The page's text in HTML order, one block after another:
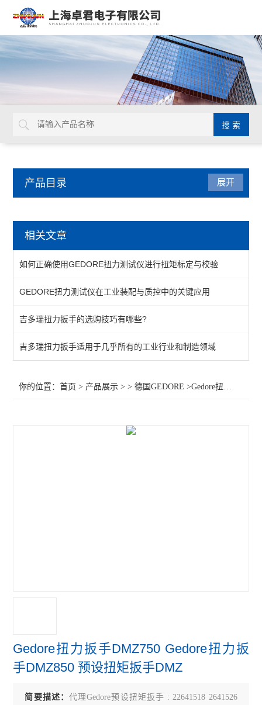
产品目录
延长杆
棘轮头
动态扭矩测试仪
扭力测试仪
接地螺柱扳手
展开
相关文章
如何正确使用GEDORE扭力测试仪进行扭矩标定与校验
GEDORE扭力测试仪在工业装配与质控中的关键应用
吉多瑞扭力扳手的选购技巧有哪些?
吉多瑞扭力扳手适用于几乎所有的工业行业和制造领域
你的位置：首页 > 产品展示 > >德国GEDORE >Gedore扭力扳手DMZ750 Gedore扭力扳手DMZ850 预设扭矩扳手DMZ
Gedore扭力扳手DMZ750 Gedore扭力扳
手DMZ850 预设扭矩扳手DMZ
简要描述：代理Gedore预设扭矩扳手 : 22641518 2641526